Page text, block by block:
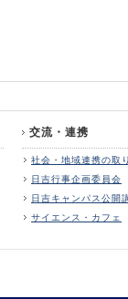
交流・連携
社会・地域連携の取
日吉行事企画委員会
日吉キャンパス公開
サイエンス・カフェ